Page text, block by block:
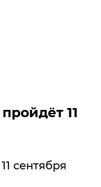
11
сентября